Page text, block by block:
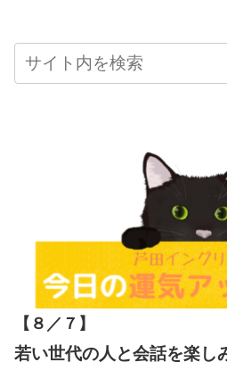
【８／７ 】
若い世代の人と会話を楽し